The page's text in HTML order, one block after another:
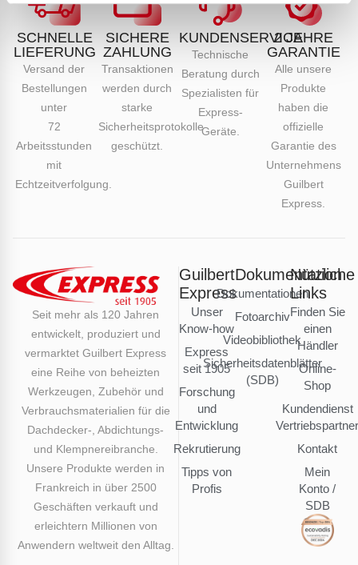
SCHNELLE
LIEFERUNG
Versand der
Bestellungen
unter
72
Arbeitsstunden
mit
Echtzeitverfolgung.
SICHERE
ZAHLUNG
Transaktionen
werden durch
starke
Sicherheitsprotokolle
geschützt.
KUNDENSERVICE
Technische
Beratung durch
Spezialisten für
Express-
Geräte.
2 JAHRE
GARANTIE
Alle unsere
Produkte
haben die
offizielle
Garantie des
Unternehmens
Guilbert
Express.
Seit mehr als 120 Jahren
entwickelt, produziert und
vermarktet Guilbert Express
eine Reihe von beheizten
Werkzeugen, Zubehör und
Verbrauchsmaterialien für die
Dachdecker-, Abdichtungs-
und Klempnereibranche.
Unsere Produkte werden in
Frankreich in über 2500
Geschäften verkauft und
erleichtern Millionen von
Anwendern weltweit den Alltag.
Guilbert
Express
Unser
Know-how
Express
seit 1905
Forschung
und
Entwicklung
Rekrutierung
Tipps von
Profis
Dokumentation
Dokumentationen
Fotoarchiv
Videobibliothek
Sicherheitsdatenblätter
(SDB)
Nützliche
Links
Finden Sie
einen
Händler
Online-
Shop
Kundendienst
Kontakt
Mein
Konto /
SDB